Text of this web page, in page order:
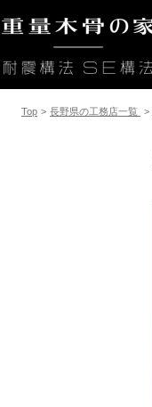
Top > 長野県の工務店一覧 >